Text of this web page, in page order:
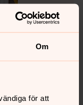
Om
för att